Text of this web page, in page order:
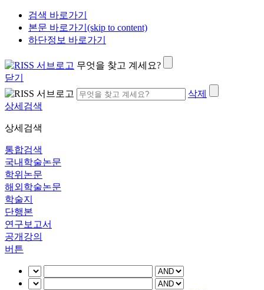
검색 바로가기
본문 바로가기(skip to content)
하단정보 바로가기
무엇을 찾고 계세요?
닫기
삭제
상세검색
상세검색
통합검색
국내학술논문
학위논문
해외학술논문
학술지
단행본
연구보고서
공개강의
버튼